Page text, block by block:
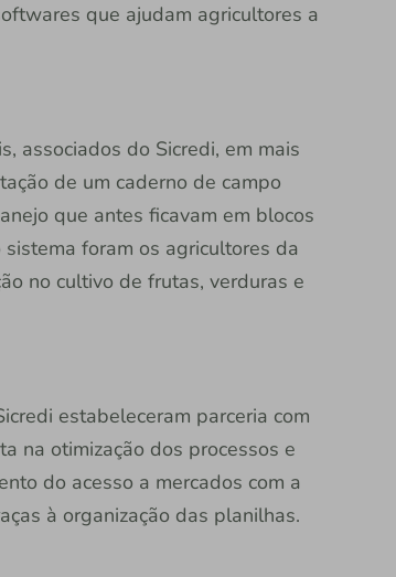
que ajudam agricultores a
associados do Sicredi, em mais
de um caderno de campo
que antes ficavam em blocos
foram os agricultores da
no cultivo de frutas, verduras e
estabeleceram parceria com
na otimização dos processos e
do acesso a mercados com a
à organização das planilhas.